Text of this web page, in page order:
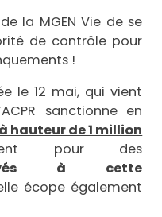
la MGEN Vie de se
de contrôle pour
!
le 12 mai, qui vient
sanctionne en
à hauteur de 1 million
pour des
à cette
écope également